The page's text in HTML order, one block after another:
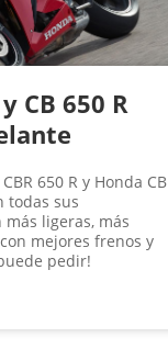
CB 650 R
650 R y Honda CB
todas sus
ligeras, más
mejores frenos y
pedir!